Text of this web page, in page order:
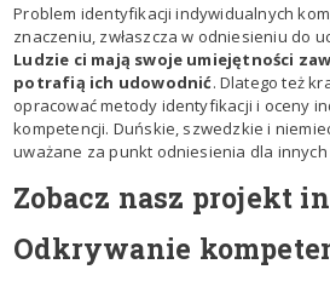
Problem identyfikacji indywidualnych
znaczeniu, zwłaszcza w odniesieniu do
Ludzie ci mają swoje umiejętności
potrafią ich udowodnić. Dlatego też
opracować metody identyfikacji i oceny
kompetencji. Duńskie, szwedzkie i
uważane za punkt odniesienia dla innych
Zobacz nasz projekt
Odkrywanie